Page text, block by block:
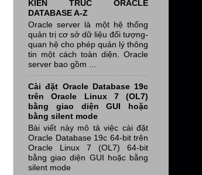
KIẾN TRÚC ORACLE
DATABASE A-Z
Oracle server là một hệ thống
quản trị cơ sở dữ liệu đối tượng-
quan hệ cho phép quản lý thông
tin một cách toàn diện. Oracle
server bao gồm ...
Cài đặt Oracle Database 19c
trên Oracle Linux 7 (OL7)
bằng giao diện GUI hoặc
bằng silent mode
Bài viết này mô tả việc cài đặt
Oracle Database 19c 64-bit trên
Oracle Linux 7 (OL7) 64-bit
bằng giao diện GUI hoặc bằng
silent mode